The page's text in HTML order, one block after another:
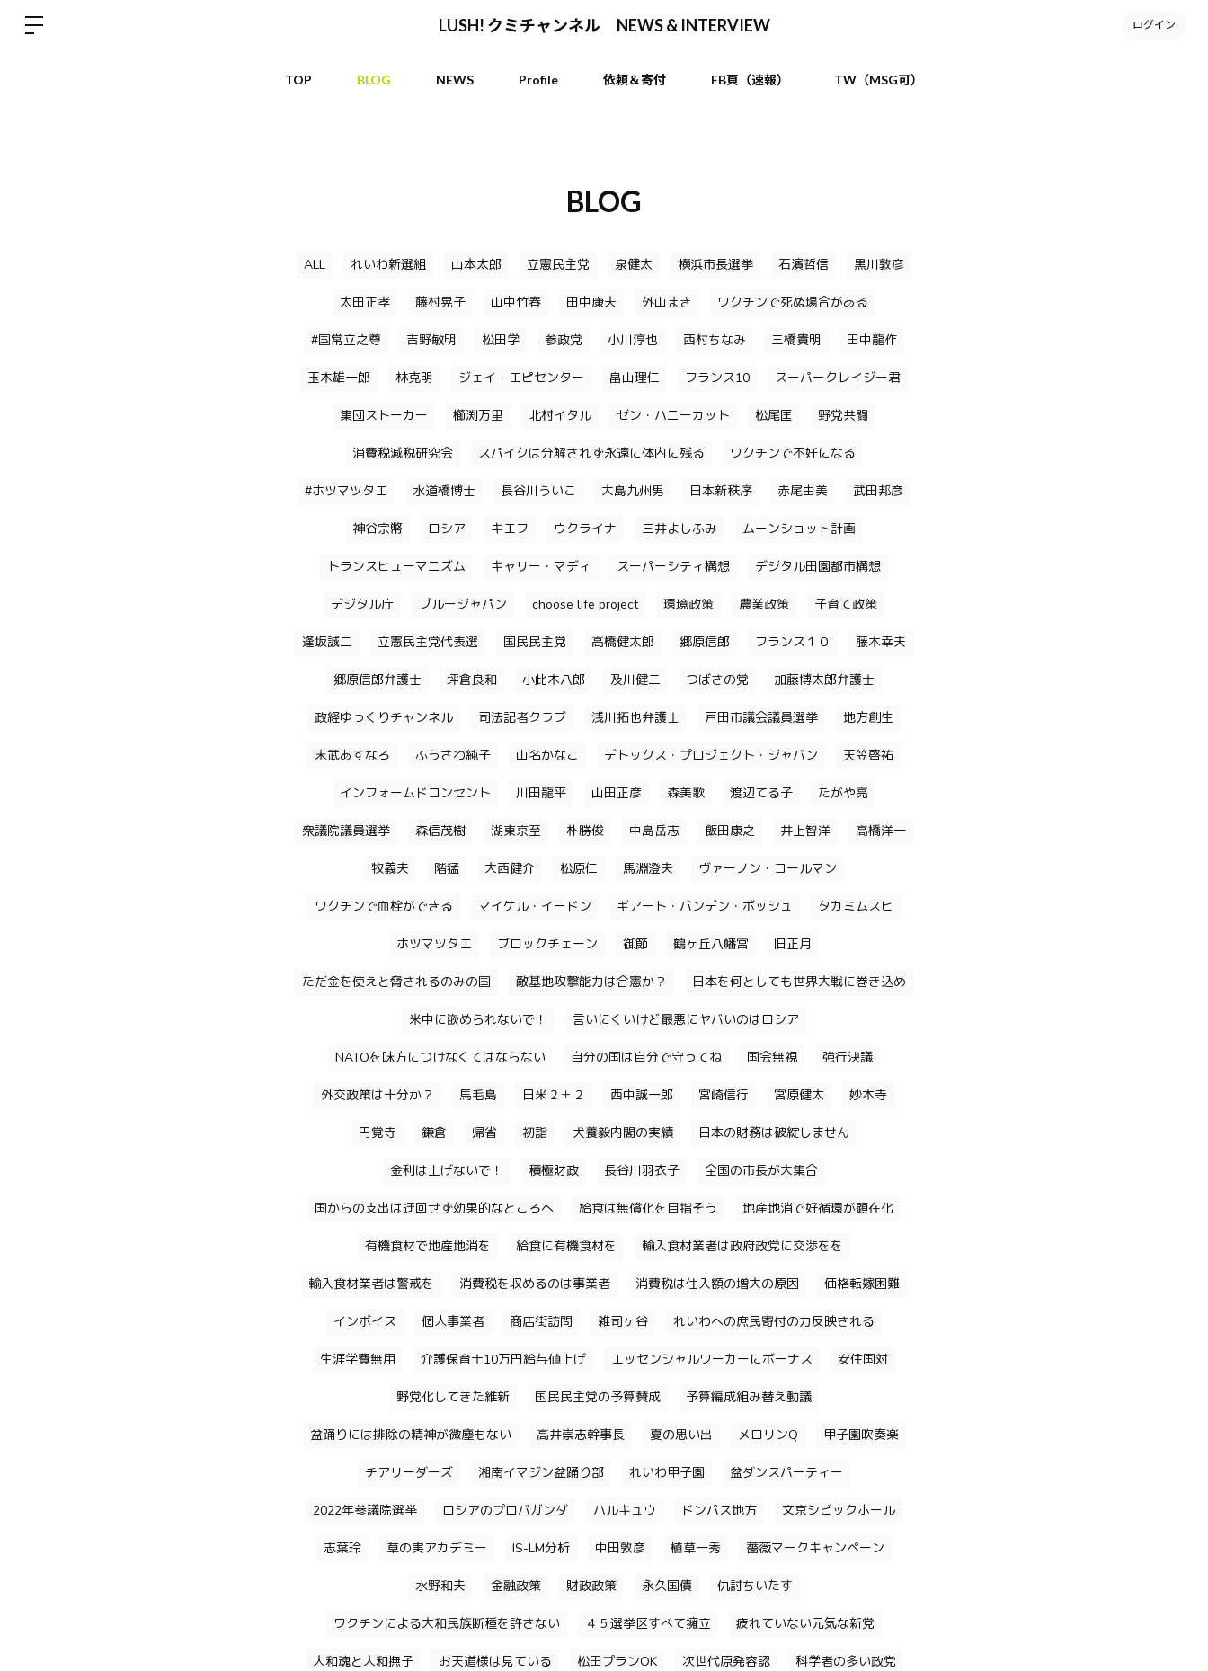
LUSH! クミチャンネル NEWS & INTERVIEW ログイン
TOP BLOG NEWS Profile 依頼＆寄付 FB頁（速報） TW（MSG可）
BLOG
ALL れいわ新選組 山本太郎 立憲民主党 泉健太 横浜市長選挙 石濱哲信 黒川敦彦
太田正孝 藤村晃子 山中竹春 田中康夫 外山まき ワクチンで死ぬ場合がある
#国常立之尊 吉野敏明 松田学 参政党 小川淳也 西村ちなみ 三橋貴明 田中龍作
玉木雄一郎 林克明 ジェイ・エピセンター 畠山理仁 フランス10 スーパークレイジー君
集団ストーカー 櫛渕万里 北村イタル ゼン・ハニーカット 松尾匡 野党共闘
消費税減税研究会 スパイクは分解されず永遠に体内に残る ワクチンで不妊になる
#ホツマツタエ 水道橋博士 長谷川ういこ 大島九州男 日本新秩序 赤尾由美 武田邦彦
神谷宗幣 ロシア キエフ ウクライナ 三井よしふみ ムーンショット計画
トランスヒューマニズム キャリー・マディ スーパーシティ構想 デジタル田園都市構想
デジタル庁 ブルージャパン choose life project 環境政策 農業政策 子育て政策
逢坂誠二 立憲民主党代表選 国民民主党 高橋健太郎 郷原信郎 フランス１０ 藤木幸夫
郷原信郎弁護士 坪倉良和 小此木八郎 及川健二 つばさの党 加藤博太郎弁護士
政経ゆっくりチャンネル 司法記者クラブ 浅川拓也弁護士 戸田市議会議員選挙 地方創生
末武あすなろ ふうさわ純子 山名かなこ デトックス・プロジェクト・ジャバン 天笠啓祐
インフォームドコンセント 川田龍平 山田正彦 森美歌 渡辺てる子 たがや亮
衆議院議員選挙 森信茂樹 湖東京至 朴勝俊 中島岳志 飯田康之 井上智洋 高橋洋一
牧義夫 階猛 大西健介 松原仁 馬淵澄夫 ヴァーノン・コールマン
ワクチンで血栓ができる マイケル・イードン ギアート・バンデン・ボッシュ タカミムスヒ
ホツマツタエ ブロックチェーン 御節 鶴ヶ丘八幡宮 旧正月
ただ金を使えと脅されるのみの国 敵基地攻撃能力は合憲か？ 日本を何としても世界大戦に巻き込め
米中に嵌められないで！ 言いにくいけど最悪にヤバいのはロシア
NATOを味方につけなくてはならない 自分の国は自分で守ってね 国会無視 強行決議
外交政策は十分か？ 馬毛島 日米２＋２ 西中誠一郎 宮崎信行 宮原健太 妙本寺
円覚寺 鎌倉 帰省 初詣 犬養毅内閣の実績 日本の財務は破綻しません
金利は上げないで！ 積極財政 長谷川羽衣子 全国の市長が大集合
国からの支出は迂回せず効果的なところへ 給食は無償化を目指そう 地産地消で好循環が顕在化
有機食材で地産地消を 給食に有機食材を 輸入食材業者は政府政党に交渉をを
輸入食材業者は警戒を 消費税を収めるのは事業者 消費税は仕入額の増大の原因 価格転嫁困難
インボイス 個人事業者 商店街訪問 雑司ヶ谷 れいわへの庶民寄付の力反映される
生涯学費無用 介護保育士10万円給与値上げ エッセンシャルワーカーにボーナス 安住国対
野党化してきた維新 国民民主党の予算賛成 予算編成組み替え動議
盆踊りには排除の精神が微塵もない 高井崇志幹事長 夏の思い出 メロリンQ 甲子園吹奏楽
チアリーダーズ 湘南イマジン盆踊り部 れいわ甲子園 盆ダンスパーティー
2022年参議院選挙 ロシアのプロバガンダ ハルキュウ ドンパス地方 文京シビックホール
志葉玲 草の実アカデミー IS-LM分析 中田敦彦 植草一秀 薔薇マークキャンペーン
水野和夫 金融政策 財政政策 永久国債 仇討ちいたす
ワクチンによる大和民族断種を許さない ４５選挙区すべて擁立 疲れていない元気な新党
大和魂と大和撫子 お天道様は見ている 松田プランOK 次世代原発容認 科学者の多い政党